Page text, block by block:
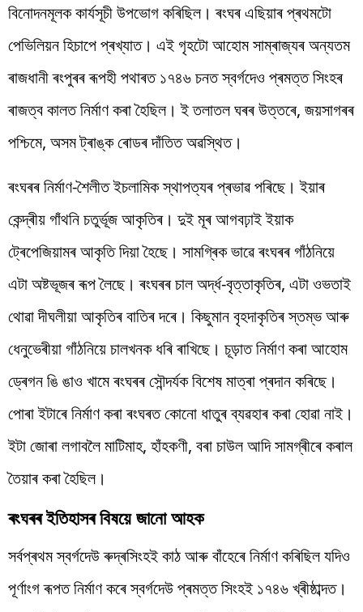
বিনোদনমূলক কাৰ্যসূচী উপভোগ কৰিছিল। ৰংঘৰ এছিয়াৰ প্ৰথমটো
পেভিলিয়ন হিচাপে প্ৰখ্যাত। এই গৃহটো আহোম সাম্ৰাজ্যৰ অন্যতম
ৰাজধানী ৰংপুৰৰ ৰূপহী পথাৰত ১৭৪৬ চনত স্বৰ্গদেও প্ৰমত্ত সিংহৰ
ৰাজত্ব কালত নিৰ্মাণ কৰা হৈছিল। ই তলাতল ঘৰৰ উত্তৰে, জয়সাগৰৰ
পশ্চিমে, অসম ট্ৰাঙ্ক ৰোডৰ দাঁতিত অৱস্থিত।
ৰংঘৰৰ নিৰ্মাণ-শৈলীত ইচলামিক স্থাপত্যৰ প্ৰভাৱ পৰিছে। ইয়াৰ
কেন্দ্ৰীয় গাঁথনি চতুৰ্ভূজ আকৃতিৰ। দুই মূৰ আগবঢ়াই ইয়াক
ট্ৰেপেজিয়ামৰ আকৃতি দিয়া হৈছে। সামগ্ৰিক ভাৱে ৰংঘৰৰ গাঁঠনিয়ে
এটা অষ্টভূজৰ ৰূপ লৈছে। ৰংঘৰৰ চাল অৰ্দ্ধ-বৃত্তাকৃতিৰ, এটা ওভতাই
থোৱা দীঘলীয়া আকৃতিৰ বাতিৰ দৰে। কিছুমান বৃহদাকৃতিৰ স্তম্ভ আৰু
ধেনুভেৰীয়া গাঁঠনিয়ে চালখনক ধৰি ৰাখিছে। চূড়াত নিৰ্মাণ কৰা আহোম
ড্ৰেগন ঙি ঙাও খামে ৰংঘৰৰ সৌন্দৰ্যক বিশেষ মাত্ৰা প্ৰদান কৰিছে।
পোৰা ইটাৰে নিৰ্মাণ কৰা ৰংঘৰত কোনো ধাতুৰ ব্যৱহাৰ কৰা হোৱা নাই।
ইটা জোৰা লগাবলৈ মাটিমাহ, হাঁহকণী, বৰা চাউল আদি সামগ্ৰীৰে কৰাল
তৈয়াৰ কৰা হৈছিল।
ৰংঘৰৰ ইতিহাসৰ বিষয়ে জানো আহক
সৰ্বপ্ৰথম স্বৰ্গদেউ ৰুদ্ৰসিংহই কাঠ আৰু বাঁহেৰে নিৰ্মাণ কৰিছিল যদিও
পূৰ্ণাংগ ৰূপত নিৰ্মাণ কৰে স্বৰ্গদেউ প্ৰমত্ত সিংহই ১৭৪৬ খ্ৰীষ্ঠাব্দত।